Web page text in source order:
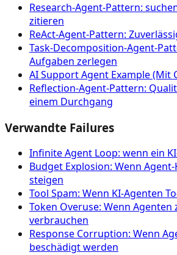
Research-Agent-Pattern:
zitieren
ReAct-Agent-Pattern:
Task-Decomposition-Agent-
Aufgaben zerlegen
AI Support Agent Example (Mit
Reflection-Agent-Pattern:
einem Durchgang
Verwandte Failures
Infinite Agent Loop: wenn ein
Budget Explosion: Wenn
steigen
Tool Spam: Wenn KI-Agenten
Token Overuse: Wenn Agenten
verbrauchen
Response Corruption: Wenn
beschädigt werden